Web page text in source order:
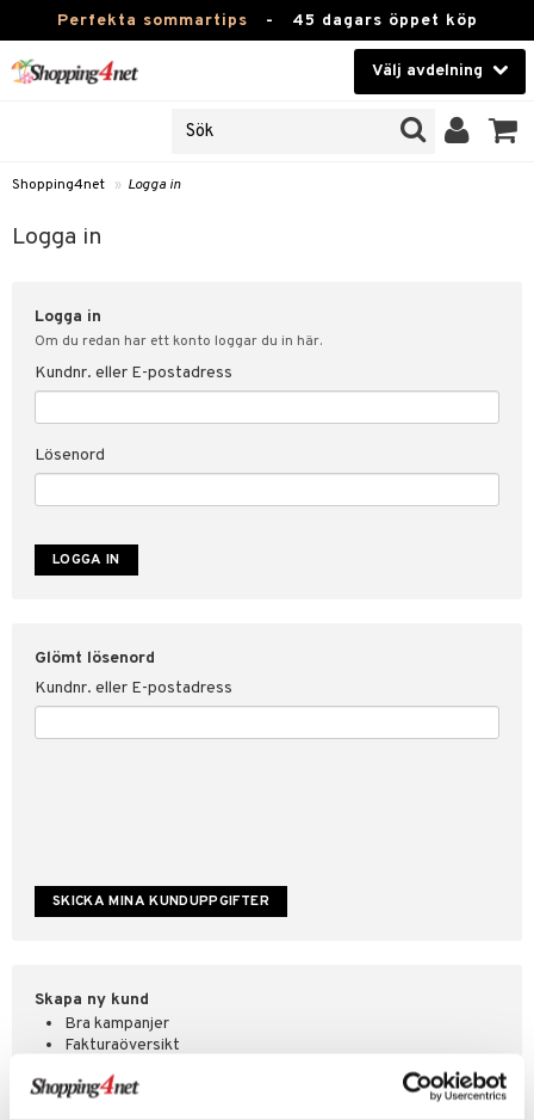
Perfekta sommartips - 45 dagars öppet köp
Välj avdelning
Kontaktlinser
Hälsokost
Fitness
Hem & Inredning
Leksaker, Barn & Baby
Varumärken
Shopping4net » Logga in
Logga in
Logga in
Om du redan har ett konto loggar du in här.
Kundnr. eller E-postadress
Lösenord
Glömt lösenord
Kundnr. eller E-postadress
Skapa ny kund
Bra kampanjer
Fakturaöversikt
Abonnemang
svar
för Shopping4net